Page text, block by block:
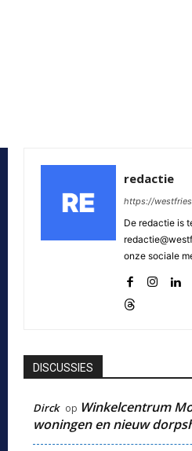
redactie
https://
De redactie is
onze sociale
DISCUSSIES
Dirck op Winkelcentrum
woningen en nieuw